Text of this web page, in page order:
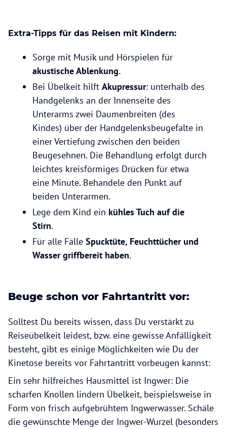
Extra-Tipps für das Reisen mit Kindern:
Sorge mit Musik und Hörspielen für
akustische Ablenkung.
Bei Übelkeit hilft Akupressur: unterhalb des
Handgelenks an der Innenseite des
Unterarms zwei Daumenbreiten (des
Kindes) über der Handgelenksbeugefalte in
einer Vertiefung zwischen den beiden
Beugesehnen. Die Behandlung erfolgt durch
leichtes kreisförmiges Drücken für etwa
eine Minute. Behandele den Punkt auf
beiden Unterarmen.
Lege dem Kind ein kühles Tuch auf die
Stirn.
Für alle Fälle Spucktüte, Feuchttücher und
Wasser griffbereit haben.
Beuge schon vor Fahrtantritt vor:
Solltest Du bereits wissen, dass Du verstärkt zu
Reiseübelkeit leidest, bzw. eine gewisse Anfälligkeit
besteht, gibt es einige Möglichkeiten wie Du der
Kinetose bereits vor Fahrtantritt vorbeugen kannst:
Ein sehr hilfreiches Hausmittel ist Ingwer: Die
scharfen Knollen lindern Übelkeit, beispielsweise in
Form von frisch aufgebrühtem Ingwerwasser. Schäle
die gewünschte Menge der Ingwer-Wurzel (besonders